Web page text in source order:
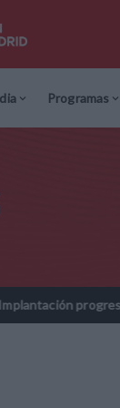
Programas
de la firma